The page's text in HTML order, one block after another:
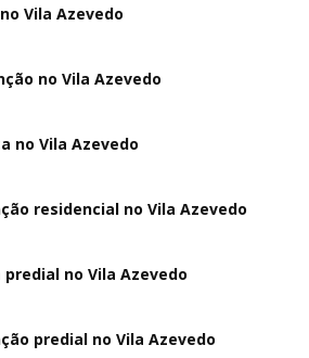
Vila Azevedo
no Vila Azevedo
no Vila Azevedo
residencial no Vila Azevedo
no Vila Azevedo
predial no Vila Azevedo